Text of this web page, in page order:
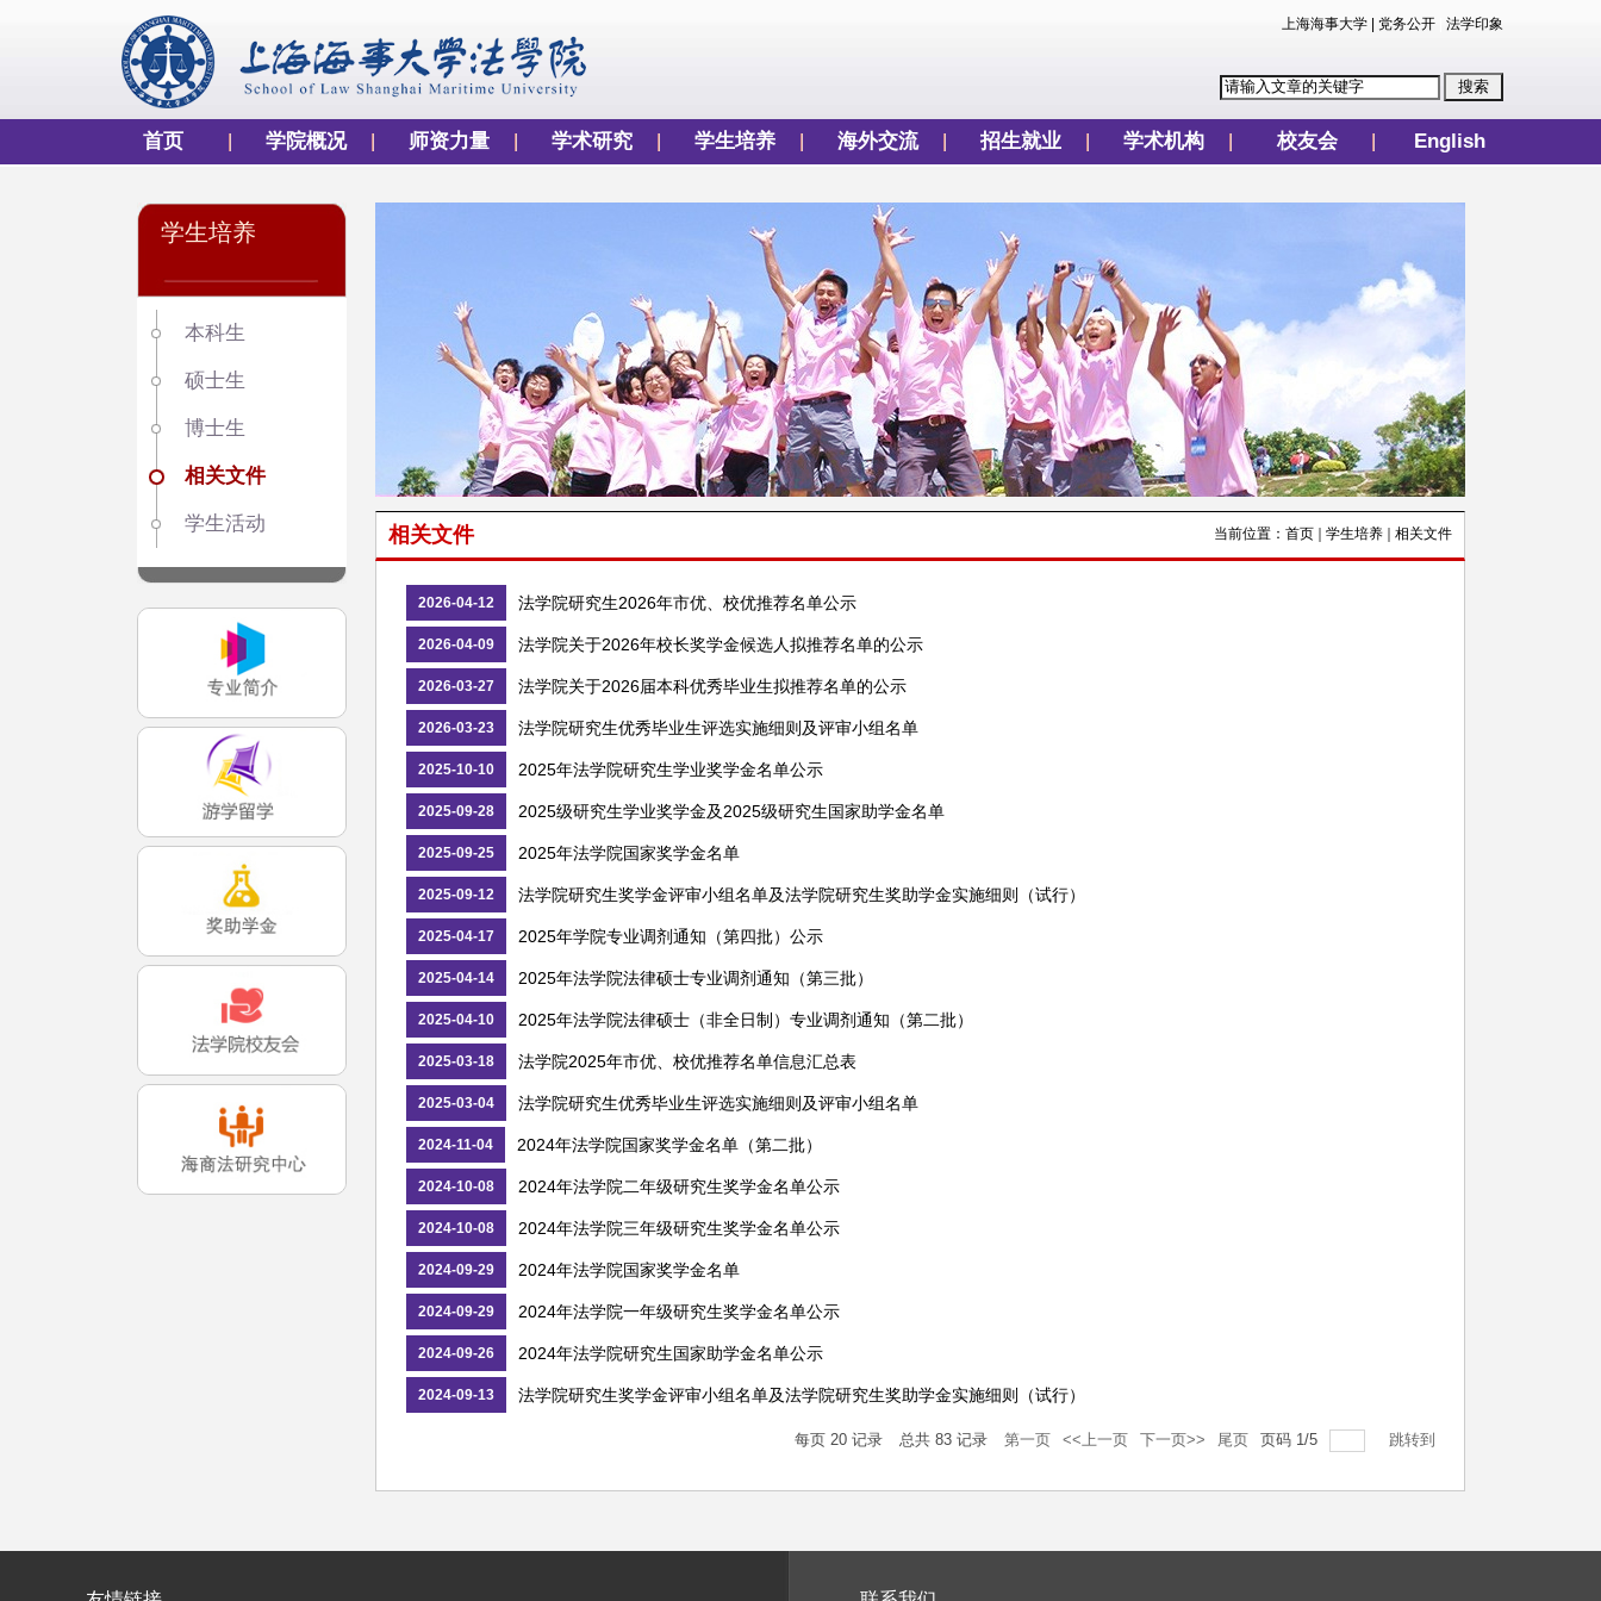
上海海事大学 党务公开 法学印象
首页 学院概况 师资力量 学术研究 学生培养 海外交流 招生就业 学术机构 校友会 English
学生培养
本科生
硕士生
博士生
相关文件
学生活动 当前位置： 首页 学生培养 相关文件
相关文件
2026-04-12 法学院研究生2026年市优、校优推荐名单公示
2026-04-09 法学院关于2026年校长奖学金候选人拟推荐名单的公示
2026-03-27 法学院关于2026届本科优秀毕业生拟推荐名单的公示
2026-03-23 法学院研究生优秀毕业生评选实施细则及评审小组名单
2025-10-10 2025年法学院研究生学业奖学金名单公示
2025-09-28 2025级研究生学业奖学金及2025级研究生国家助学金名单
2025-09-25 2025年法学院国家奖学金名单
2025-09-12 法学院研究生奖学金评审小组名单及法学院研究生奖助学金实施细则（试行）
2025-04-17 2025年学院专业调剂通知（第四批）公示
2025-04-14 2025年法学院法律硕士专业调剂通知（第三批）
2025-04-10 2025年法学院法律硕士（非全日制）专业调剂通知（第二批）
2025-03-18 法学院2025年市优、校优推荐名单信息汇总表
2025-03-04 法学院研究生优秀毕业生评选实施细则及评审小组名单
2024-11-04 2024年法学院国家奖学金名单（第二批）
2024-10-08 2024年法学院二年级研究生奖学金名单公示
2024-10-08 2024年法学院三年级研究生奖学金名单公示
2024-09-29 2024年法学院国家奖学金名单
2024-09-29 2024年法学院一年级研究生奖学金名单公示
2024-09-26 2024年法学院研究生国家助学金名单公示
2024-09-13 法学院研究生奖学金评审小组名单及法学院研究生奖助学金实施细则（试行）
每页 20记录 总共 83记录 第一页 <<上一页 下一页>> 尾页 页码 1/5 跳转到